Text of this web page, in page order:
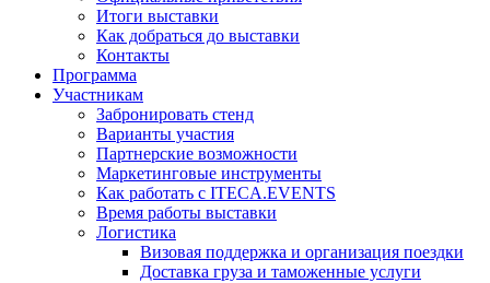
Итоги выставки
Как добраться до выставки
Контакты
Программа
Участникам
Забронировать стенд
Варианты участия
Партнерские возможности
Маркетинговые инструменты
Как работать с ITECA.EVENTS
Время работы выставки
Логистика
Визовая поддержка и организация поездки
Доставка груза и таможенные услуги